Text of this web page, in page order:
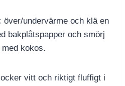
över/undervärme och klä en
bakplåtspapper och smörj
kokos.
vitt och riktigt fluffigt i